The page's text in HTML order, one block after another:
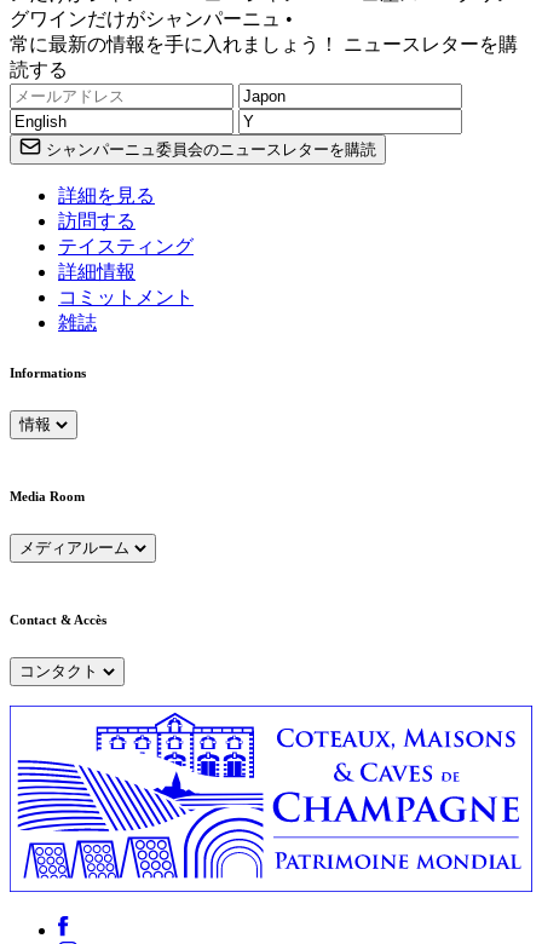
グワインだけがシャンパーニュ •
常に最新の情報を手に入れましょう！ ニュースレターを購
読する
シャンパーニュ委員会のニュースレターを購読
詳細を見る
訪問する
テイスティング
詳細情報
コミットメント
雑誌
Informations
情報
Media Room
メディアルーム
Contact & Accès
コンタクト